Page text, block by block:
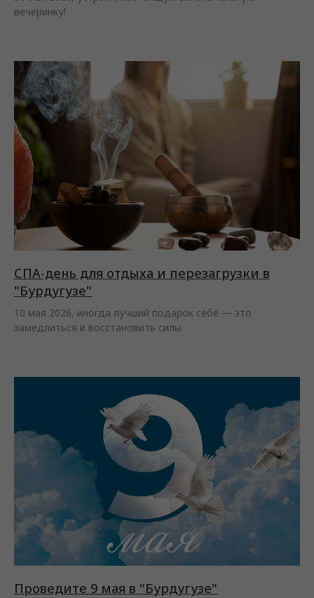
вечеринку!
СПА-день для отдыха и перезагрузки в
"Бурдугузе"
10 мая 2026, иногда лучший подарок себе — это
замедлиться и восстановить силы
Проведите 9 мая в "Бурдугузе"